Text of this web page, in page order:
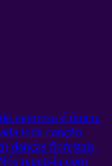
natureza é único.
toda canção
danças florestais,
repeti-la com